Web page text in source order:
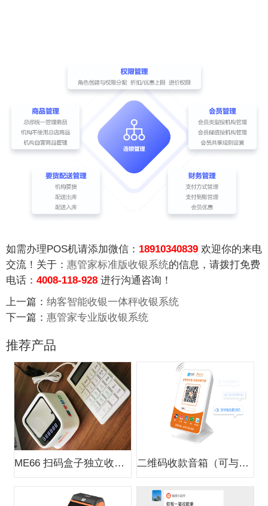
如需办理POS机请添加微信： 18910340839 欢迎你的来电
交流！关于： 惠管家标准版收银系统的信息，请拨打免费
电话： 4008-118-928 进行沟通咨询！
上一篇： 纳客智能收银一体秤收银系统
下一篇： 惠管家专业版收银系统
推荐产品
ME66 扫码盒子独立收款支付盒子 二维码收款音箱（可与银行合作办0费